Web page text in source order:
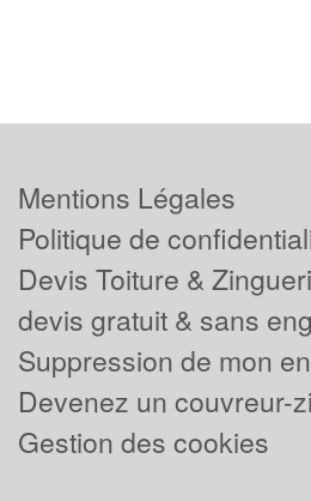
Mentions Légales
Politique de
Devis Toiture &
devis gratuit & sans
Suppression de mon
Devenez un couvreur-
Gestion des cookies